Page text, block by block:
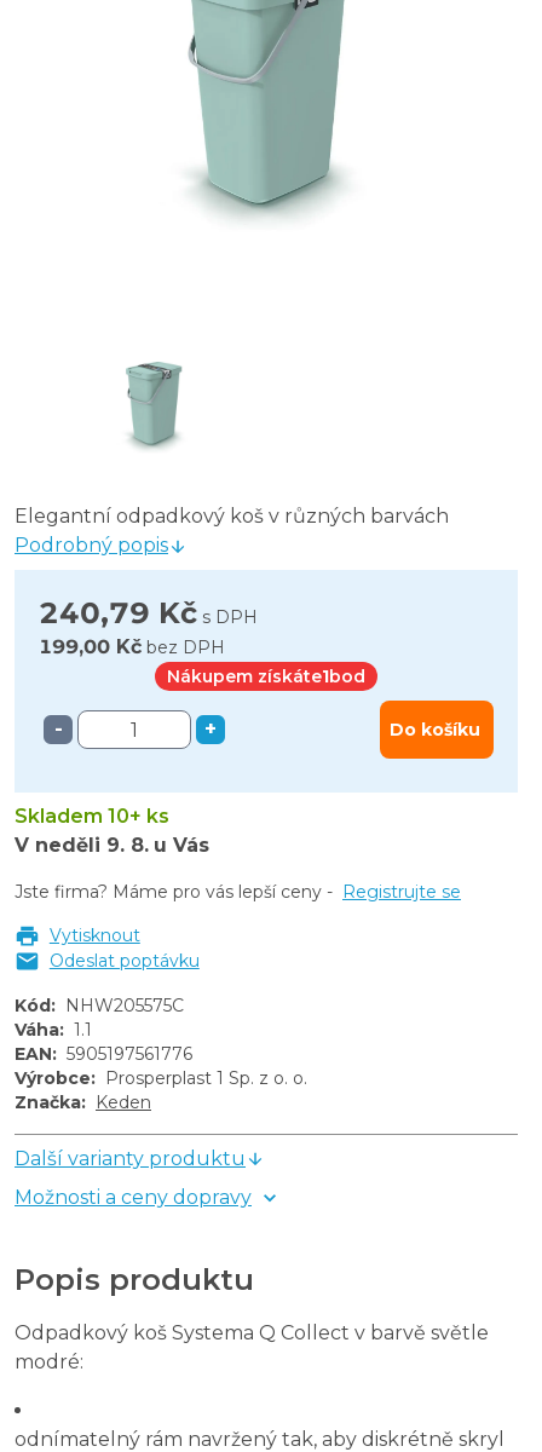
Odpadkový koš na tříděný odpad Fit Bin gray 20 l,
Odpadkový koš COMPACTA Q FLAP - objem 25 l,
Odpadkový koš na tříděný odpad 28 l s víkem -
Odpadkový koš COMPACTA Q FLAP PLUS set, objem
Odpadkový koš na tříděný odpad Fit Bin gray 53 l,
Odpadkový koš na tříděný odpad Fit Bin black 20 l,
Elegantní odpadkový koš v různých barvách
Podrobný popis
240,79 Kč s DPH
199,00 Kč bez DPH
Nákupem získáte1bod
- + Do košíku
Skladem 10+ ks
V neděli 9. 8. u Vás
Jste firma? Máme pro vás lepší ceny - Registrujte se
Vytisknout
Odeslat poptávku
Kód: NHW205575C
Váha: 1.1
EAN: 5905197561776
Výrobce: Prosperplast 1 Sp. z o. o.
Značka: Keden
Další varianty produktu
Možnosti a ceny dopravy
Popis produktu
Odpadkový koš Systema Q Collect v barvě světle
modré:
odnímatelný rám navržený tak, aby diskrétně skryl